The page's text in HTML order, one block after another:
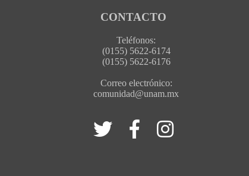
CONTACTO
Teléfonos:
(0155) 5622-6174
(0155) 5622-6176
Correo electrónico:
comunidad@unam.mx